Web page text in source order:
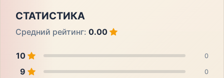
СТАТИСТИКА
Средний рейтинг: 0.00
10 0
9 0